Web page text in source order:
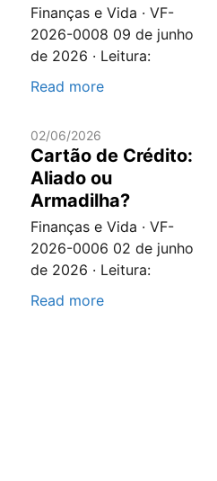
Finanças e Vida · VF-
2026-0008 09 de junho
de 2026 · Leitura:
Read more
02/06/2026
Cartão de Crédito:
Aliado ou
Armadilha?
Finanças e Vida · VF-
2026-0006 02 de junho
de 2026 · Leitura:
Read more